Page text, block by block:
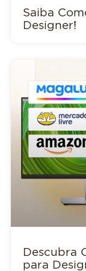
Saiba
Designer!
Descubra
para